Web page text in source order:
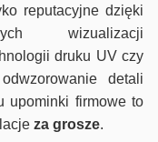
reputacyjne dzięki
wizualizacji
druku UV czy
detali
upominki firmowe to
za grosze.